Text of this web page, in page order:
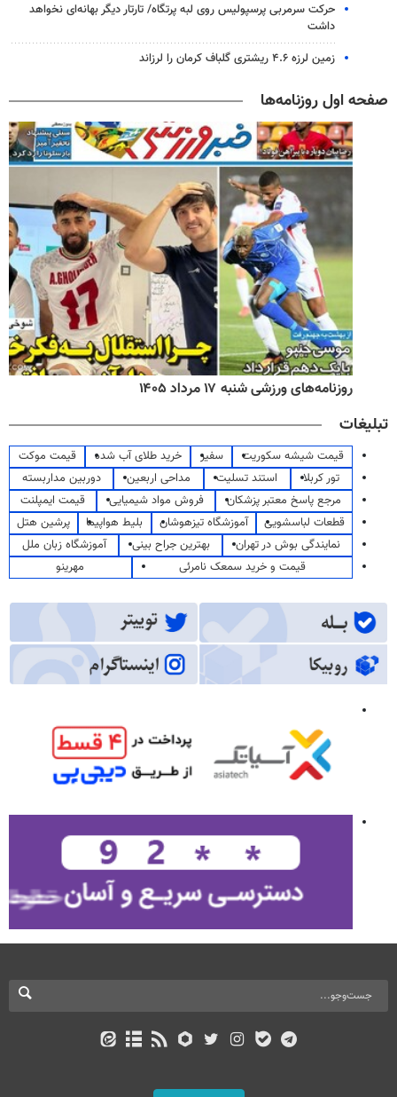
حرکت سرمربی پرسپولیس روی لبه پرتگاه/ تارتار دیگر بهانه‌ای نخواهد
داشت
زمین لرزه ۴.۶ ریشتری گلباف کرمان را لرزاند
صفحه اول روزنامه‌ها
روزنامه‌های ورزشی شنبه ۱۷ مرداد ۱۴۰۵
تبلیغات
قیمت شیشه سکوریت سفیر خرید طلای آب شده
قیمت موکت
تور کربلا
استند تسلیت مداحی اربعین
دوربین مداربسته
مرجع پاسخ معتبر پزشکان
فروش مواد شیمیایی
قیمت ایمپلنت
قطعات لباسشویی
آموزشگاه تیزهوشان بلیط هواپیما
پرشین هتل
نمایندگی بوش در تهران
بهترین جراح بینی
آموزشگاه زبان ملل
قیمت و خرید سمعک نامرئی
مهرینو